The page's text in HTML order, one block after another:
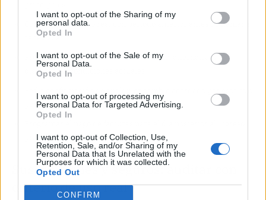
I want to opt-out of the Sharing of my
personal data.
Opted In
I want to opt-out of the Sale of my
Personal Data.
Opted In
I want to opt-out of processing my
Personal Data for Targeted Advertising.
Opted In
I want to opt-out of Collection, Use,
Retention, Sale, and/or Sharing of my
Personal Data that Is Unrelated with the
Purposes for which it was collected.
Opted Out
CONFIRM
Comparar consumo real con período anterior antes de llamar a
renegociar
Preparar la llamada con datos: consumo, alternativas
disponibles, condiciones actuales
por canal oficial
principal
Suscripciones y seguros: auditar con
criterio de uso real